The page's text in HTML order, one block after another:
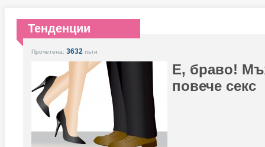
Тенденции
Прочетена: 3632 пъти
Е, браво!
повече секс